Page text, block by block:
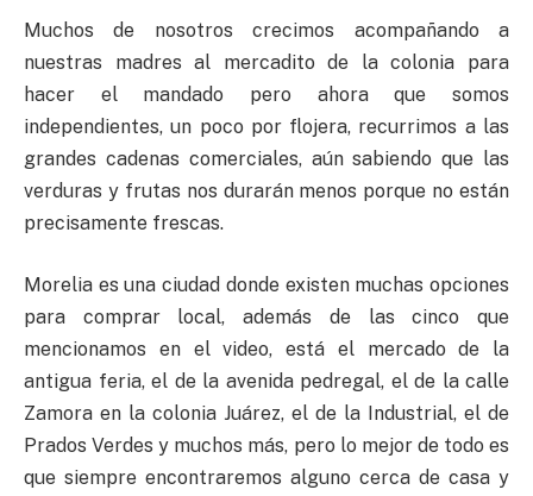
Muchos de nosotros crecimos acompañando a
nuestras madres al mercadito de la colonia para
hacer el mandado pero ahora que somos
independientes, un poco por flojera, recurrimos a las
grandes cadenas comerciales, aún sabiendo que las
verduras y frutas nos durarán menos porque no están
precisamente frescas.
Morelia es una ciudad donde existen muchas opciones
para comprar local, además de las cinco que
mencionamos en el video, está el mercado de la
antigua feria, el de la avenida pedregal, el de la calle
Zamora en la colonia Juárez, el de la Industrial, el de
Prados Verdes y muchos más, pero lo mejor de todo es
que siempre encontraremos alguno cerca de casa y